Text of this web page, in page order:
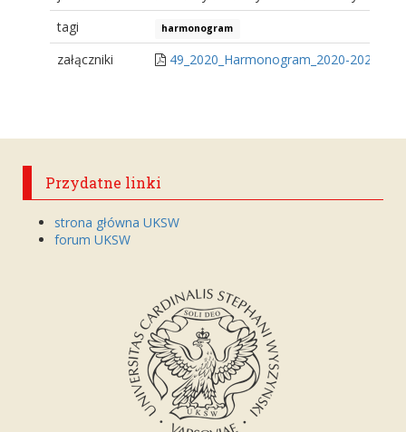
tagi
harmonogram
załączniki 49_2020_Harmonogram_2020-2021.pdf
Przydatne linki
strona główna UKSW
forum UKSW